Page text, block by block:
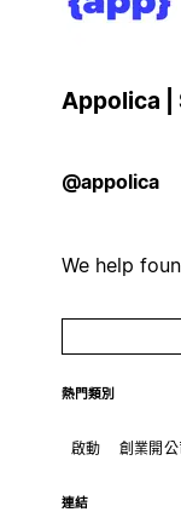
Appolica |
@appolica
We help
熱門類別
啟動 創業開公
連結